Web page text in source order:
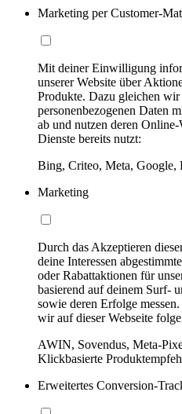
Marketing per Customer-
Mit deiner Einwilligung
unserer Website über
Produkte. Dazu gleichen wir
personenbezogenen Daten
ab und nutzen deren
Dienste bereits nutzt:
Bing, Criteo, Meta, Google,
Marketing
Durch das Akzeptieren
deine Interessen
oder Rabattaktionen für
basierend auf deinem Surf-
sowie deren Erfolge
wir auf dieser Webseite
AWIN, Sovendus, Meta-
Klickbasierte
Erweitertes Conversion-